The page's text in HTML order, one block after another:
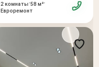
2 комнаты•58 м²•
Евроремонт